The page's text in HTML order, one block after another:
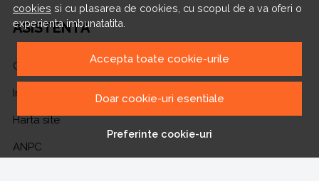
cookies si cu plasarea de cookies, cu scopul de a va oferi o
experienta imbunatatita.
Accepta toate cookie-urile
Doar cookie-uri esentiale
Preferinte cookie-uri
ASISTENTA
Contacteaza-ne
Intrebari frecvente
Harta site
ANPC